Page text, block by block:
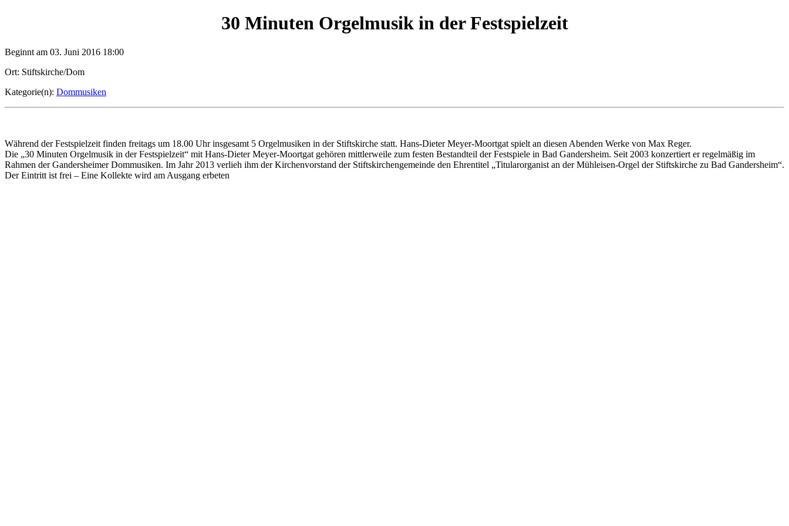
30 Minuten Orgelmusik in der Festspielzeit
Beginnt am 03. Juni 2016 18:00
Ort: Stiftskirche/Dom
Kategorie(n): Dommusiken
Während der Festspielzeit finden freitags um 18.00 Uhr insgesamt 5 Orgelmusiken in der Stiftskirche statt. Hans-Dieter Meyer-Moortgat spielt an diesen Abenden Werke von Max Reger.
Die „30 Minuten Orgelmusik in der Festspielzeit“ mit Hans-Dieter Meyer-Moortgat gehören mittlerweile zum festen Bestandteil der Festspiele in Bad Gandersheim. Seit 2003 konzertiert er regelmäßig im
Rahmen der Gandersheimer Dommusiken. Im Jahr 2013 verlieh ihm der Kirchenvorstand der Stiftskirchengemeinde den Ehrentitel „Titularorganist an der Mühleisen-Orgel der Stiftskirche zu Bad Gandersheim“.
Der Eintritt ist frei – Eine Kollekte wird am Ausgang erbeten